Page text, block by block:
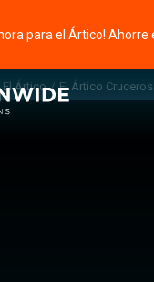
El Ártico El Ártico Cruceros